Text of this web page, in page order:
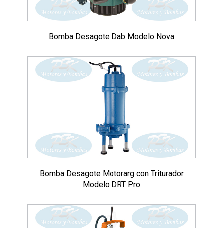
Bomba Desagote Dab Modelo Nova
Bomba Desagote Motorarg con Triturador
Modelo DRT Pro